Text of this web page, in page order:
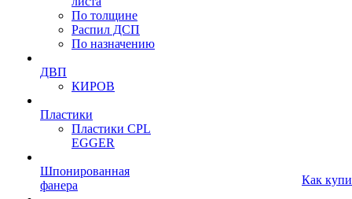
По толщине
Распил ДСП
По назначению
ДВП
КИРОВ
Пластики
Пластики CPL
EGGER
Шпонированная
фанера
Как